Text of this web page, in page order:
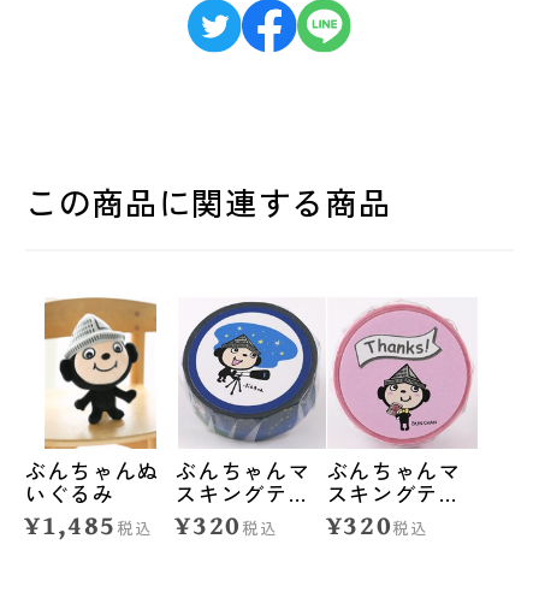
この商品に関連する商品
ぶんちゃんぬ
いぐるみ
¥1,485 税込
ぶんちゃんマ
スキングテー
プ<星空>
¥320 税込
ぶんちゃんマ
スキングテー
プ<ありがとう
>
¥320税込